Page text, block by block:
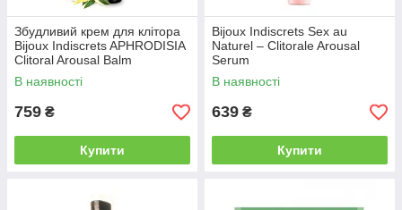
Збудливий крем для клітора
Bijoux Indiscrets APHRODISIA
Clitoral Arousal Balm
В наявності
759 ₴
Купити
Bijoux Indiscrets Sex au
Naturel – Clitorale Arousal
Serum
В наявності
639 ₴
Купити